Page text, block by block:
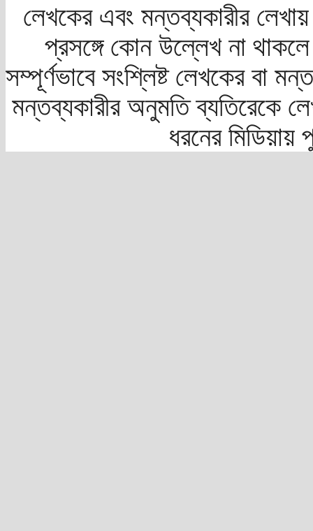
লেখকের এবং মন্তব্যকারীর
প্রসঙ্গে কোন উল্লেখ না
সম্পূর্ণভাবে সংশ্লিষ্ট লেখকের বা
মন্তব্যকারীর অনুমতি ব্যতিরেকে
ধরনের মিডিয়ায়